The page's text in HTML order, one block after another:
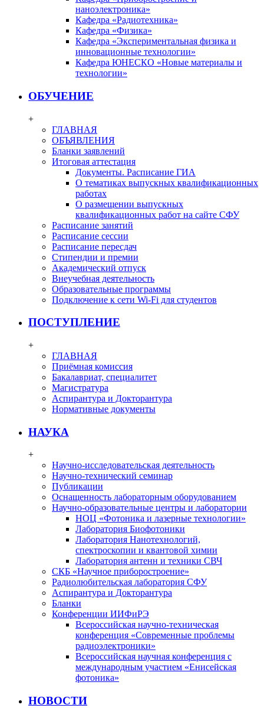
наноэлектроника»
Кафедра «Радиотехника»
Кафедра «Физика»
Кафедра «Экспериментальная физика и
инновационные технологии»
Кафедра ЮНЕСКО «Новые материалы и
технологии»
ОБУЧЕНИЕ
+
ГЛАВНАЯ
ОБЪЯВЛЕНИЯ
Бланки заявлений
Итоговая аттестация
Документы. Расписание ГИА
О тематиках выпускных квалификационных
работах
О размещении выпускных
квалификационных работ на сайте СФУ
Расписание занятий
Расписание сессии
Расписание пересдач
Стипендии и премии
Академический отпуск
Внеучебная деятельность
Образовательные программы
Подключение к сети Wi-Fi для студентов
ПОСТУПЛЕНИЕ
+
ГЛАВНАЯ
Приёмная комиссия
Бакалавриат, специалитет
Магистратура
Аспирантура и Докторантура
Нормативные документы
НАУКА
+
Научно-исследовательская деятельность
Научно-технический семинар
Публикации
Оснащенность лабораторным оборудованием
Научно-образовательные центры и лаборатории
НОЦ «Фотоника и лазерные технологии»
Лаборатория Биофотоники
Лаборатория Нанотехнологий,
спектроскопии и квантовой химии
Лаборатория антенн и техники СВЧ
СКБ «Научное приборостроение»
Радиолюбительская лаборатория СФУ
Аспирантура и Докторантура
Бланки
Конференции ИИФиРЭ
Всероссийская научно-техническая
конференция «Современные проблемы
радиоэлектроники»
Всероссийская научная конференция с
международным участием «Енисейская
фотоника»
НОВОСТИ